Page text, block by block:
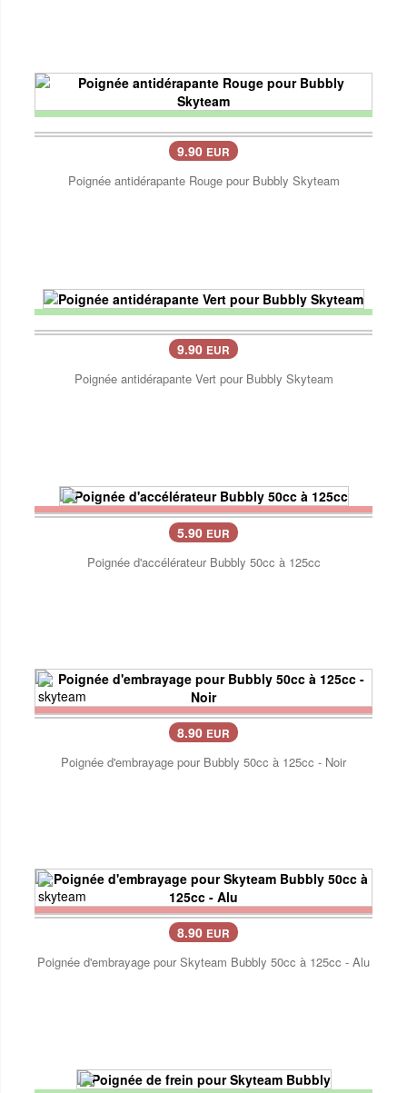
9.90 EUR
Poignée antidérapante Rouge pour Bubbly Skyteam
9.90 EUR
Poignée antidérapante Vert pour Bubbly Skyteam
5.90 EUR
Poignée d'accélérateur Bubbly 50cc à 125cc
8.90 EUR
Poignée d'embrayage pour Bubbly 50cc à 125cc - Noir
8.90 EUR
Poignée d'embrayage pour Skyteam Bubbly 50cc à 125cc - Alu